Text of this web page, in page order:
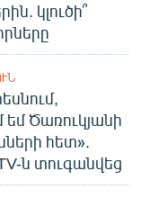
կլուծի՞
եմ Ծառուկյանի
հետ».
ն տուգանվեց